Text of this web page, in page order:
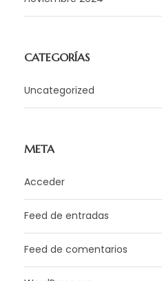
CATEGORÍAS
Uncategorized
META
Acceder
Feed de entradas
Feed de comentarios